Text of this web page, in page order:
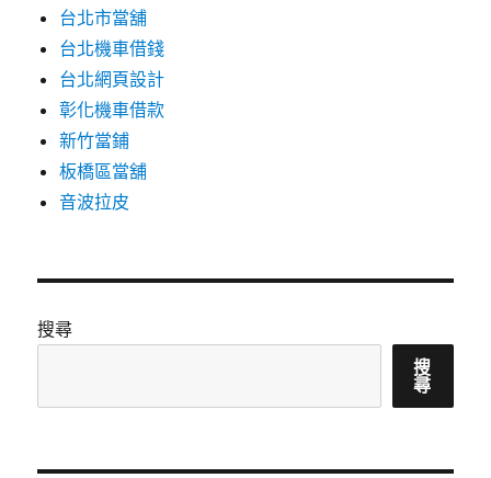
台北市當舖
台北機車借錢
台北網頁設計
彰化機車借款
新竹當鋪
板橋區當舖
音波拉皮
搜尋
搜
尋